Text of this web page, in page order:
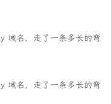
域名，走了一条多长的弯
域名，走了一条多长的弯